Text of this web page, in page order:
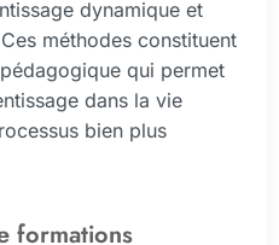
dynamique et
méthodes constituent
qui permet
dans la vie
bien plus
formations